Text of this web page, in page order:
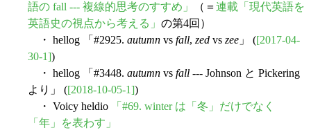
語の fall --- 複線的思考のすすめ」
（＝ 連載「現代英語を
英語史の視点から考える」 の第4回）
・ hellog 「#2925. autumn vs fall, zed vs zee 」 ([2017-04-
30-1])
・ hellog 「#3448. autumn vs fall --- Johnson と Pickering
より」 ([2018-10-05-1])
・ Voicy heldio
「#69. winter は「冬」だけでなく
「年」を表わす」